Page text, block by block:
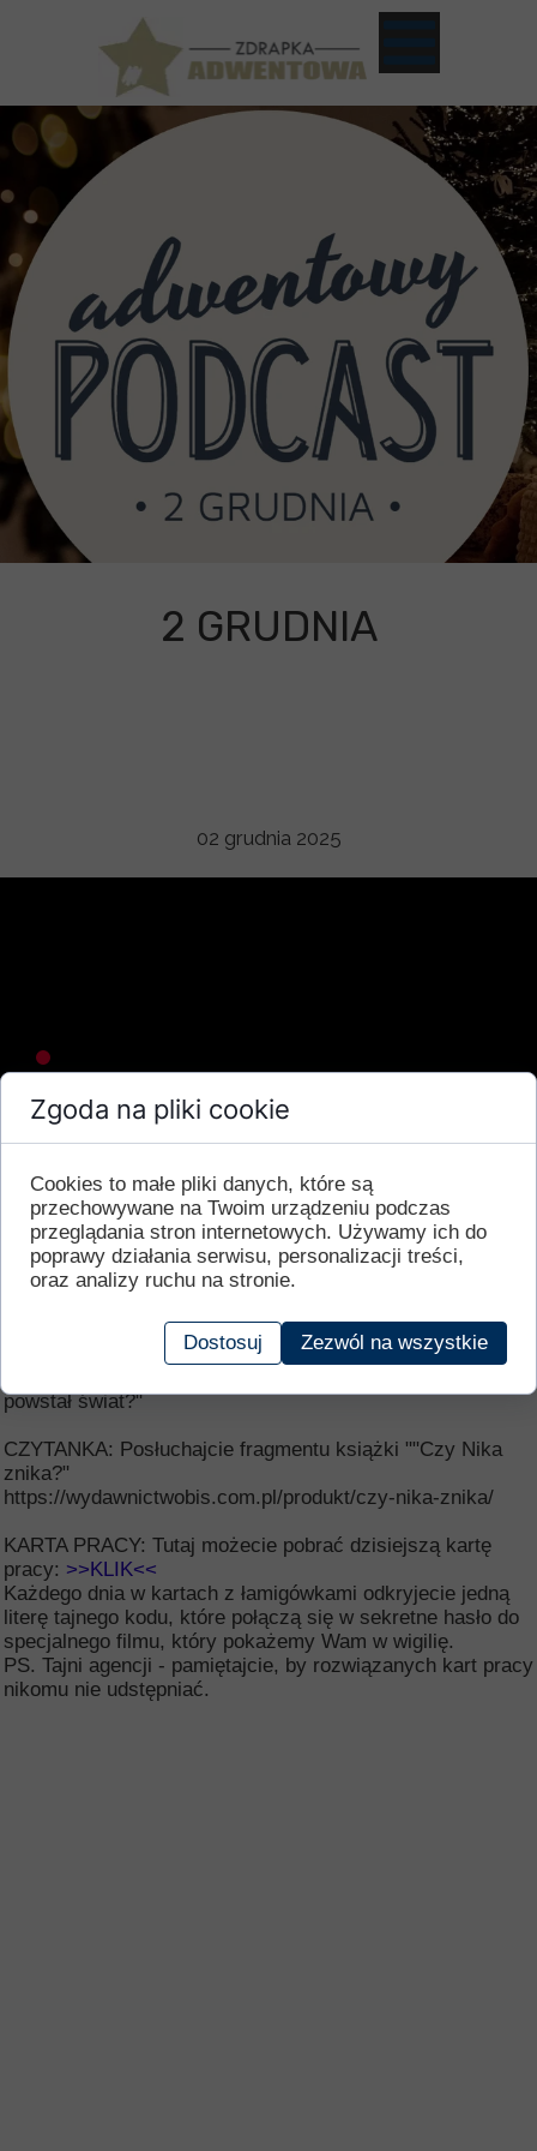
2 GRUDNIA
02 grudnia 2025
Drogie dzieci, mamy dziś dla Was całe mnówsto
niespodzianek.
ZADANIE DLA ZAANGAŻOWANYCH:
Wykonajcie dowolną techniką obraz Jezusa Miłosiernego z
komentarzu pod postem na facebooku z datą 2 grudnia.
powstał świat?"
CZYTANKA: Posłuchajcie fragmentu książki ""Czy Nika
znika?"
https://wydawnictwobis.com.pl/produkt/czy-nika-znika/
KARTA PRACY: Tutaj możecie pobrać dzisiejszą kartę
pracy: >>KLIK<<
Każdego dnia w kartach z łamigówkami odkryjecie jedną
literę tajnego kodu, które połączą się w sekretne hasło do
specjalnego filmu, który pokażemy Wam w wigilię.
PS. Tajni agencji - pamiętajcie, by rozwiązanych kart pracy
nikomu nie udstępniać.
Zgoda na pliki cookie
Cookies to małe pliki danych, które są
przechowywane na Twoim urządzeniu podczas
przeglądania stron internetowych. Używamy ich do
poprawy działania serwisu, personalizacji treści,
oraz analizy ruchu na stronie.
Dostosuj Zezwól na wszystkie